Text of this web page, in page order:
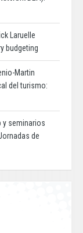
Laruelle
budgeting
Martin
del turismo:
y seminarios
Jornadas de